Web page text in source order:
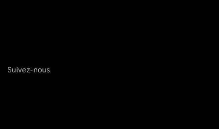
Suivez-nous
trans photographic press © 2026